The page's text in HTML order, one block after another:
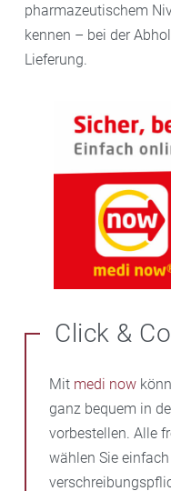
pharmazeutischem
kennen – bei der
Lieferung.
Click &
Mit medi now
ganz bequem in
vorbestellen. Alle
wählen Sie